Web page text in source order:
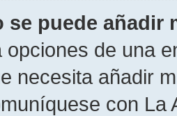
se puede añadir
opciones de una
necesita añadir
con La